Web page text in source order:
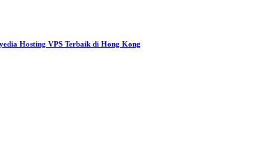
Hosting VPS Terbaik di Hong Kong